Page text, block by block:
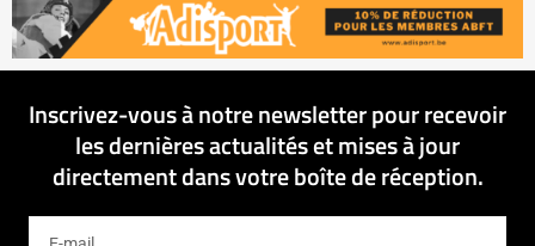
Inscrivez-vous à notre newsletter pour recevoir
les dernières actualités et mises à jour
directement dans votre boîte de réception.